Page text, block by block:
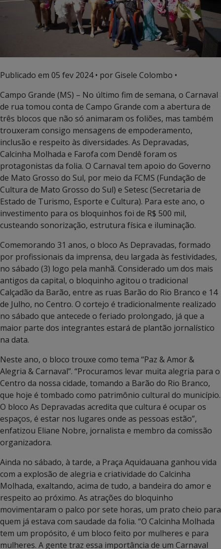
Publicado em 05 fev 2024• por Gisele Colombo •
Campo Grande (MS) – No último fim de semana, o Carnaval
de rua tomou conta de Campo Grande com a abertura de
três blocos que não só animaram os foliões, mas também
trouxeram consigo mensagens de empoderamento,
inclusão e respeito às diversidades. As Depravadas,
Calcinha Molhada e Farofa com Dendê foram os
protagonistas da folia. O Carnaval tem apoio do Governo
de Mato Grosso do Sul, por meio da FCMS (Fundação de
Cultura de Mato Grosso do Sul) e Setesc (Secretaria de
Estado de Turismo, Esporte e Cultura). Para este ano, o
investimento para os bloquinhos foi de R$ 500 mil,
custeando sonorização, estrutura física e iluminação.
Comemorando 31 anos, o bloco As Depravadas, formado
por profissionais da imprensa, deu largada às festividades,
no sábado (3) logo pela manhã. Considerado um dos mais
antigos da capital, o bloquinho agitou o tradicional
Calçadão da Barão, entre as ruas Barão do Rio Branco e 14
de Julho, no Centro. O cortejo é tradicionalmente realizado
no sábado que antecede o feriado prolongado, já que a
maior parte dos integrantes estará de plantão jornalístico
na data.
Neste ano, o bloco trouxe como tema “Paz & Amor &
Alegria & Carnaval”. “Procuramos levar muita alegria para o
Centro da nossa cidade, tomando a Barão do Rio Branco,
que hoje é tombado como patrimônio cultural do município.
O bloco As Depravadas acredita que cultura é ocupar os
espaços, é estar nos lugares onde as pessoas estão”,
enfatizou Eliane Nobre, jornalista e membro da comissão
organizadora.
Ainda no sábado, à tarde, a Praça Aquidauana ganhou vida
com a explosão de alegria e criatividade do Calcinha
Molhada, exaltando, acima de tudo, a bandeira do amor e
respeito ao próximo. As atrações do bloquinho
movimentaram o palco por sete horas, um prato cheio para
quem já estava com saudade da folia. “O Calcinha Molhada
tem um propósito, é um bloco feito por mulheres e para
mulheres. A gente traz essa importância de um Carnaval